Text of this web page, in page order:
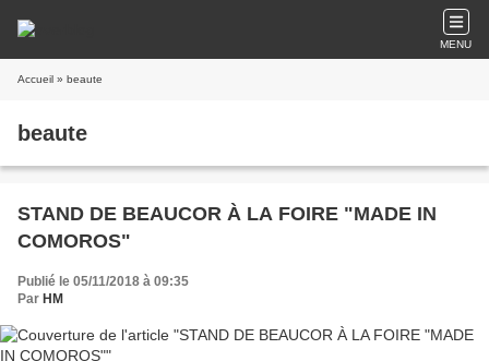
MENU
Accueil » beaute
beaute
STAND DE BEAUCOR À LA FOIRE "MADE IN
COMOROS"
Publié le 05/11/2018 à 09:35
Par HM